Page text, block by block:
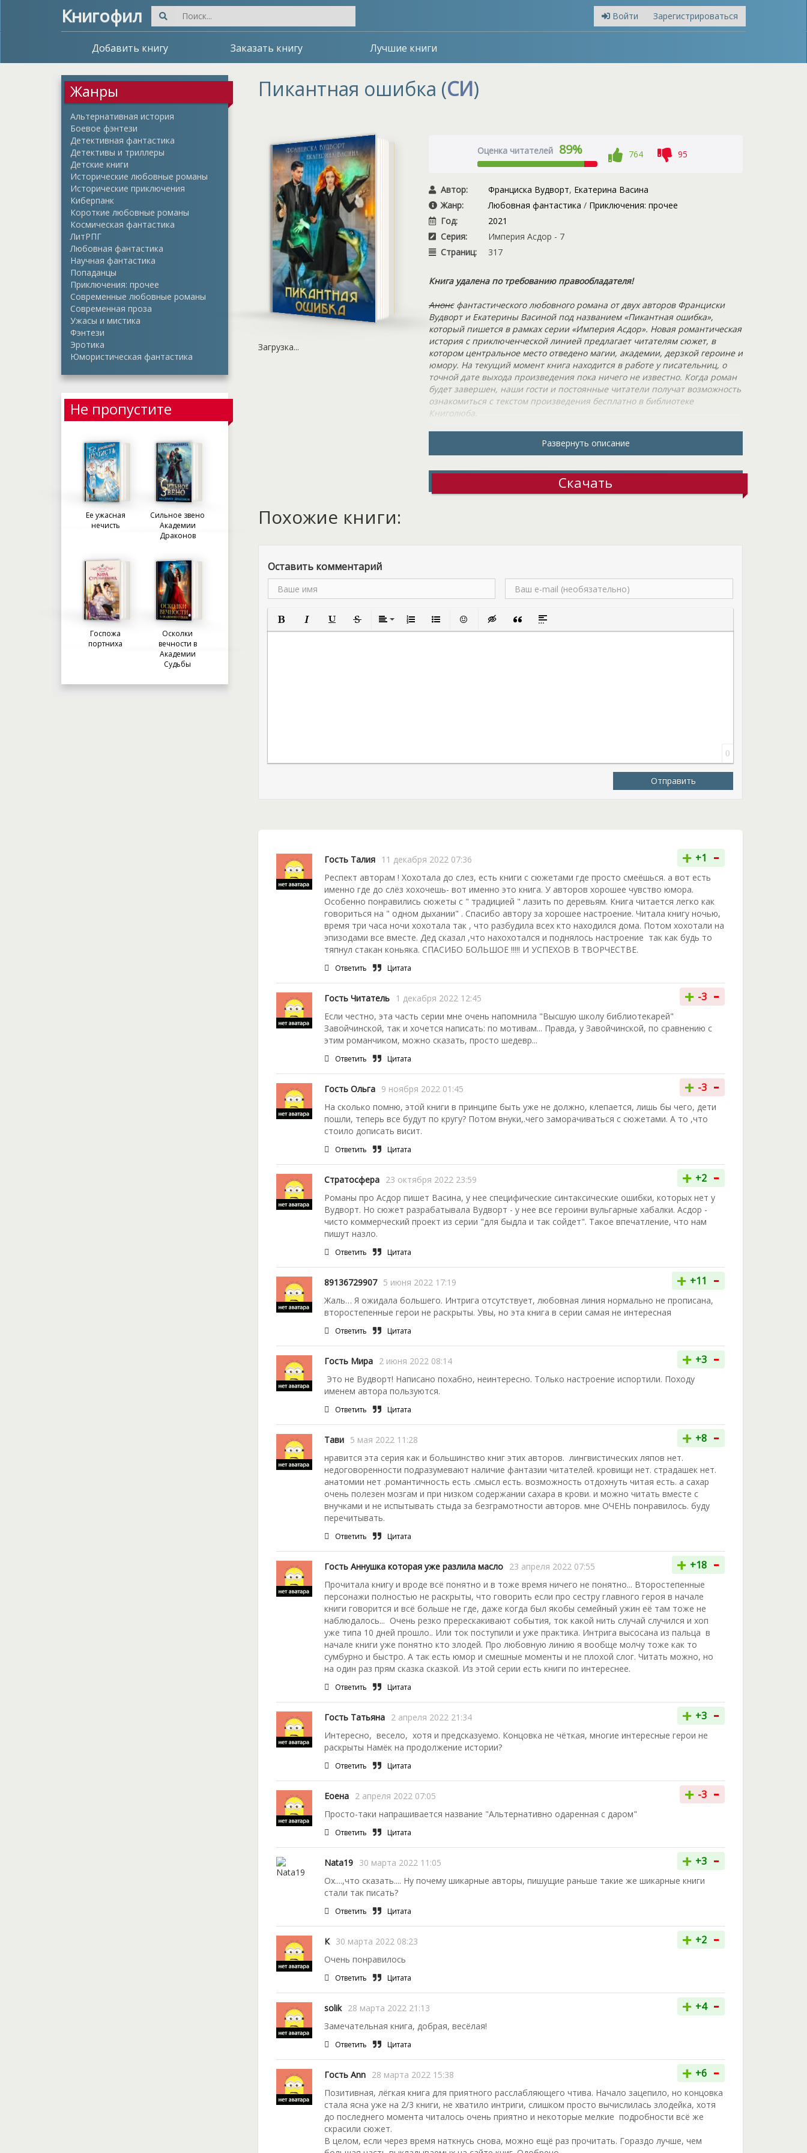
Книгофил Войти Зарегистрироваться
Добавить книгу Заказать книгу Лучшие книги
Жанры
Альтернативная история
Боевое фэнтези
Детективная фантастика
Детективы и триллеры
Детские книги
Исторические любовные романы
Исторические приключения
Киберпанк
Короткие любовные романы
Космическая фантастика
ЛитРПГ
Любовная фантастика
Научная фантастика
Попаданцы
Приключения: прочее
Современные любовные романы
Современная проза
Ужасы и мистика
Фэнтези
Эротика
Юмористическая фантастика
Не пропустите
Ее ужасная
нечисть
Сильное звено
Академии
Драконов
Госпожа
портниха
Осколки
вечности в
Академии
Судьбы
Пикантная ошибка (СИ)
Загрузка...
Оценка читателей 89% 764 95
Автор: Франциска Вудворт, Екатерина Васина
Жанр:
Любовная фантастика / Приключения: прочее
Год:
2021
Серия:
Империя Асдор - 7
Страниц:
317
Книга удалена по требованию правообладателя!
Анонсфантастического любовного романа от двух авторов Франциски
Вудворт и Екатерины Васиной под названием «Пикантная ошибка»,
который пишется в рамках серии «Империя Асдор». Новая романтическая
история с приключенческой линией предлагает читателям сюжет, в
котором центральное место отведено магии, академии, дерзкой героине и
юмору. На текущий момент книга находится в работе у писательниц, о
точной дате выхода произведения пока ничего не известно. Когда роман
будет завершен, наши гости и постоянные читатели получат возможность
ознакомиться с текстом произведения бесплатно в библиотеке
Книголюба.
новому указу императора, каждая ведьма имеет возможность завершить
Служить его высочеству – особая честь. Таких чародеек уважают и щедро
вознаграждают жалованием. Главная героиня была уверена, что её
поступление в одну из столичных Академий – настоящее везение. Что
лицемерные чародеи, они еще представления не имеют, насколько
опасно для жизни обидеть ведьму! Все ведьмы без исключения
Читателей в скором времени ждет легкая и увлекательная история,
Развернуть описание
Скачать
Похожие книги:
Оставить комментарий
Полужирный
КурсивПодчеркнутый
ЗачеркнутыйВыравнивание
Нумерованный список
Маркированный список
Вставить смайлик
Вставка скрытого текста
Вставка цитаты
Вставка спойлера
0
Отправить
Гость Талия 11 декабря 2022 07:36 + +1 -
Респект авторам ! Хохотала до слез, есть книги с сюжетами где просто смеёшься. а вот есть
именно где до слёз хохочешь- вот именно это книга. У авторов хорошее чувство юмора.
Особенно понравились сюжеты с " традицией " лазить по деревьям. Книга читается легко как
говориться на " одном дыхании" . Спасибо автору за хорошее настроение. Читала книгу ночью,
время три часа ночи хохотала так , что разбудила всех кто находился дома. Потом хохотали на
эпизодами все вместе. Дед сказал ,что нахохотался и поднялось настроение так как будь то
тяпнул стакан коньяка. СПАСИБО БОЛЬШОЕ !!!!! И УСПЕХОВ В ТВОРЧЕСТВЕ.
Ответить Цитата
Гость Читатель 1 декабря 2022 12:45 + -3 -
Если честно, эта часть серии мне очень напомнила "Высшую школу библиотекарей"
Завойчинской, так и хочется написать: по мотивам... Правда, у Завойчинской, по сравнению с
этим романчиком, можно сказать, просто шедевр...
Ответить Цитата
Гость Ольга 9 ноября 2022 01:45 + -3 -
На сколько помню, этой книги в принципе быть уже не должно, клепается, лишь бы чего, дети
пошли, теперь все будут по кругу? Потом внуки,.чего заморачиваться с сюжетами. А то ,что
стоило дописать висит.
Ответить Цитата
Стратосфера 23 октября 2022 23:59 + +2 -
Романы про Асдор пишет Васина, у нее специфические синтаксические ошибки, которых нет у
Вудворт. Но сюжет разрабатывала Вудворт - у нее все героини вульгарные хабалки. Асдор -
чисто коммерческий проект из серии "для быдла и так сойдет". Такое впечатление, что нам
пишут назло.
Ответить Цитата
89136729907 5 июня 2022 17:19 + +11 -
Жаль… Я ожидала большего. Интрига отсутствует, любовная линия нормально не прописана,
второстепенные герои не раскрыты. Увы, но эта книга в серии самая не интересная
Ответить Цитата
Гость Мира 2 июня 2022 08:14 + +3 -
Это не Вудворт! Написано похабно, неинтересно. Только настроение испортили. Походу
именем автора пользуются.
Ответить Цитата
Тави 5 мая 2022 11:28 + +8 -
нравится эта серия как и большинство книг этих авторов. лингвистических ляпов нет.
недоговоренности подразумевают наличие фантазии читателей. кровищи нет. страдашек нет.
анатомии нет .романтичность есть .смысл есть. возможность отдохнуть читая есть. а сахар
очень полезен мозгам и при низком содержании сахара в крови. и можно читать вместе с
внучками и не испытывать стыда за безграмотности авторов. мне ОЧЕНЬ понравилось. буду
перечитывать.
Ответить Цитата
Гость Аннушка которая уже разлила масло 23 апреля 2022 07:55 + +18 -
Прочитала книгу и вроде всё понятно и в тоже время ничего не понятно... Второстепенные
персонажи полностью не раскрыты, что говорить если про сестру главного героя в начале
книги говорится и всё больше не где, даже когда был якобы семейный ужин её там тоже не
наблюдалось... Очень резко пререскакивают события, ток какой нить случай случился и хоп
уже типа 10 дней прошло.. Или ток поступили и уже практика. Интрига высосана из пальца в
начале книги уже понятно кто злодей. Про любовную линию я вообще молчу тоже как то
сумбурно и быстро. А так есть юмор и смешные моменты и не плохой слог. Читать можно, но
на один раз прям сказка сказкой. Из этой серии есть книги по интереснее.
Ответить Цитата
Гость Татьяна 2 апреля 2022 21:34 + +3 -
Интересно, весело, хотя и предсказуемо. Концовка не чёткая, многие интересные герои не
раскрыты Намёк на продолжение истории?
Ответить Цитата
Еоена 2 апреля 2022 07:05 + -3 -
Просто-таки напрашивается название "Альтернативно одаренная с даром"
Ответить Цитата
Nata19 30 марта 2022 11:05 + +3 -
Ох....,что сказать.... Ну почему шикарные авторы, пишущие раньше такие же шикарные книги
стали так писать?
Ответить Цитата
К 30 марта 2022 08:23 + +2 -
Очень понравилось
Ответить Цитата
solik 28 марта 2022 21:13 + +4 -
Замечательная книга, добрая, весёлая!
Ответить Цитата
Гость Ann 28 марта 2022 15:38 + +6 -
Позитивная, лёгкая книга для приятного расслабляющего чтива. Начало зацепило, но концовка
стала ясна уже на 2/3 книги, не хватило интриги, слишком просто вычислилась злодейка, хотя
до последнего момента читалось очень приятно и некоторые мелкие подробности всё же
скрасили сюжет.
В целом, если через время наткнусь снова, можно ещё раз прочитать. Гораздо лучше, чем